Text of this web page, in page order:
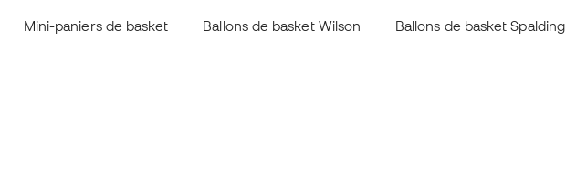
Mini-paniers de basket Ballons de basket Wilson Ballons de basket Spalding